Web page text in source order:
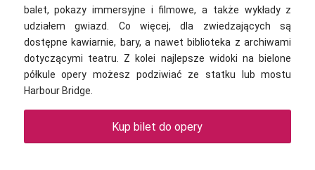
balet, pokazy immersyjne i filmowe, a także wykłady z
udziałem gwiazd. Co więcej, d la zwiedzających są
dostępne kawiarnie, bary, a nawet biblioteka z archiwami
dotyczącymi teatru. Z kolei najlepsze widoki na bielone
półkule opery możesz podziwiać ze statku lub mostu
Harbour Bridge.
Kup bilet do opery